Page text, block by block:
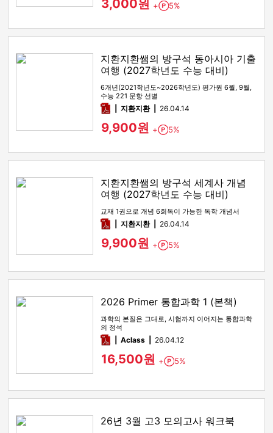
3,000원 + Point
5%
지환지환쌤의 방구석 동아시아 기출
여행 (2027학년도 수능 대비)
6개년(2021학년도~2026학년도) 평가원 6월, 9월,
수능 221 문항 선별
pdf지환지환 26.04.14
9,900원 + Point
5%
지환지환쌤의 방구석 세계사 개념
여행 (2027학년도 수능 대비)
교재 1권으로 개념 6회독이 가능한 독학 개념서
pdf지환지환 26.04.14
9,900원 + Point
5%
2026 Primer 통합과학 1 (본책)
과학의 본질은 그대로, 시험까지 이어지는 통합과학
의 정석
pdfAclass 26.04.12
16,500원 + Point
5%
26년 3월 고3 모의고사 워크북